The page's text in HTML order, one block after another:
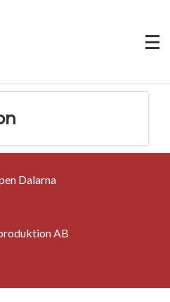
Dalarna
AB